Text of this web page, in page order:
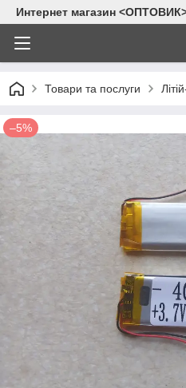
Интернет магазин
Товари та послуги
–5%